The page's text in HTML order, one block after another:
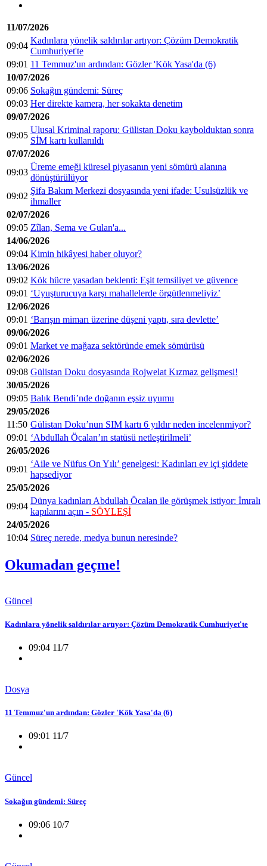
11/07/2026
09:04
Kadınlara yönelik saldırılar artıyor: Çözüm Demokratik
Cumhuriyet'te
09:01 11 Temmuz'un ardından: Gözler 'Kök Yasa'da (6)
10/07/2026
09:06 Sokağın gündemi: Süreç
09:03 Her direkte kamera, her sokakta denetim
09/07/2026
09:05
Ulusal Kriminal raporu: Gülistan Doku kaybolduktan sonra
SİM kartı kullanıldı
07/07/2026
09:03
Üreme emeği küresel piyasanın yeni sömürü alanına
dönüştürülüyor
09:02
Şifa Bakım Merkezi dosyasında yeni ifade: Usulsüzlük ve
ihmaller
02/07/2026
09:05 Zîlan, Sema ve Gulan'a...
14/06/2026
09:04 Kimin hikâyesi haber oluyor?
13/06/2026
09:02 Kök hücre yasadan beklenti: Eşit temsiliyet ve güvence
09:01 ‘Uyuşturucuya karşı mahallelerde örgütlenmeliyiz’
12/06/2026
09:01 ‘Barışın mimarı üzerine düşeni yaptı, sıra devlette’
09/06/2026
09:01 Market ve mağaza sektöründe emek sömürüsü
02/06/2026
09:08 Gülistan Doku dosyasında Rojwelat Kızmaz gelişmesi!
30/05/2026
09:05 Balık Bendi’nde doğanın eşsiz uyumu
29/05/2026
11:50 Gülistan Doku’nun SIM kartı 6 yıldır neden incelenmiyor?
09:01 ‘Abdullah Öcalan’ın statüsü netleştirilmeli’
26/05/2026
09:01
‘Aile ve Nüfus On Yılı’ genelgesi: Kadınları ev içi şiddete
hapsediyor
25/05/2026
09:04
Dünya kadınları Abdullah Öcalan ile görüşmek istiyor: İmralı
kapılarını açın - SÖYLEŞİ
24/05/2026
10:04 Süreç nerede, medya bunun neresinde?
Okumadan geçme!
Güncel
Kadınlara yönelik saldırılar artıyor: Çözüm Demokratik Cumhuriyet'te
09:04 11/7
Dosya
11 Temmuz'un ardından: Gözler 'Kök Yasa'da (6)
09:01 11/7
Güncel
Sokağın gündemi: Süreç
09:06 10/7